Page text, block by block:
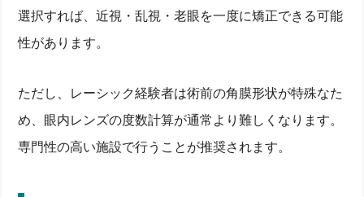
選択すれば、近視・乱視・老眼を一度に矯正できる可能
性があります。
ただし、レーシック経験者は術前の角膜形状が特殊なた
め、眼内レンズの度数計算が通常より難しくなります。
専門性の高い施設で行うことが推奨されます。